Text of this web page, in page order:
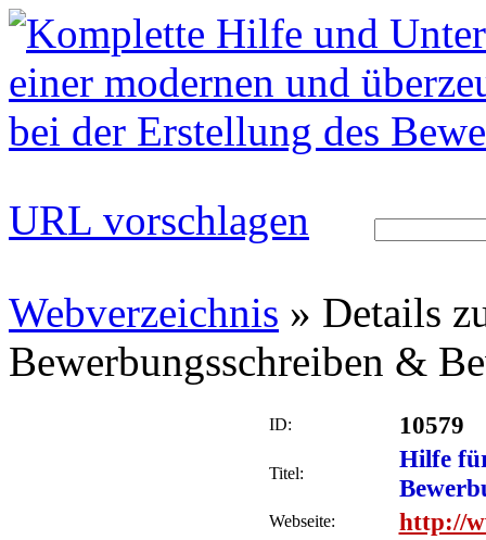
URL vorschlagen
Webverzeichnis » Details
Bewerbungsschreiben &
ID: 10579
Titel:
Hilfe
Webseite: http://